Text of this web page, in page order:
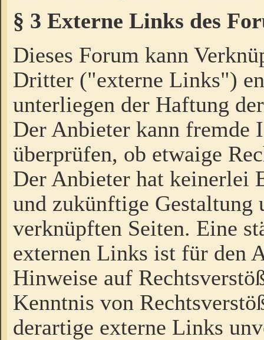
§ 3 Externe Links des
Dieses Forum kann
Dritter ("externe Links")
unterliegen der Haftung
Der Anbieter kann fremde
überprüfen, ob etwaige
Der Anbieter hat keinerlei
und zukünftige Gestaltung
verknüpften Seiten. Eine
externen Links ist für den
Hinweise auf
Kenntnis von
derartige externe Links